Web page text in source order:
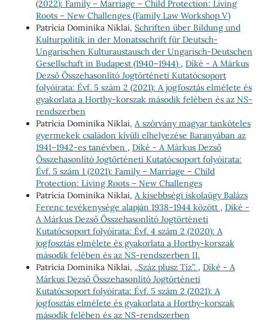
(2022): Family – Marriage – Child Protection: Living
Roots – New Challenges (Family Law Workshop V)
Patrícia Dominika Niklai, Schriften über Bildung und
Kulturpolitik in der Monatsschrift für Deutsch-
Ungarischen Kulturaustausch der Ungarisch-Deutschen
Gesellschaft in Budapest (1940–1944) , Díké - A Márkus
Dezső Összehasonlító Jogtörténeti Kutatócsoport
folyóirata: Évf. 5 szám 2 (2021): A jogfosztás elmélete és
gyakorlata a Horthy-korszak második felében és az NS-
rendszerben
Patrícia Dominika Niklai, A szórvány magyar tanköteles
gyermekek családon kívüli elhelyezése Baranyában az
1941–1942-es tanévben , Díké - A Márkus Dezső
Összehasonlító Jogtörténeti Kutatócsoport folyóirata:
Évf. 5 szám 1 (2021): Family – Marriage – Child
Protection: Living Roots – New Challenges
Patrícia Dominika Niklai, A kisebbségi iskolaügy Balázs
Ferenc tevékenysége alapján 1938–1944 között , Díké -
A Márkus Dezső Összehasonlító Jogtörténeti
Kutatócsoport folyóirata: Évf. 4 szám 2 (2020): A
jogfosztás elmélete és gyakorlata a Horthy-korszak
második felében és az NS-rendszerben II.
Patrícia Dominika Niklai, „Száz plusz Tíz”. , Díké - A
Márkus Dezső Összehasonlító Jogtörténeti
Kutatócsoport folyóirata: Évf. 5 szám 2 (2021): A
jogfosztás elmélete és gyakorlata a Horthy-korszak
második felében és az NS-rendszerben